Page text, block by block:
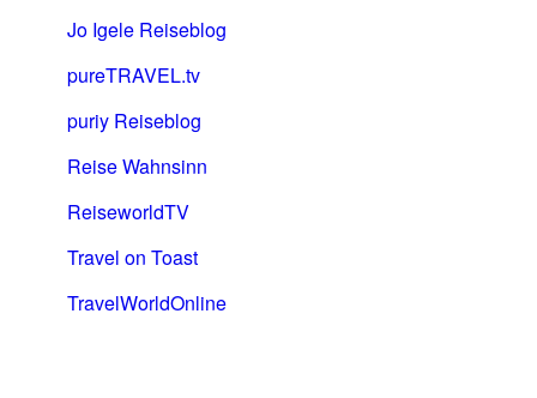
Jo Igele Reiseblog
pureTRAVEL.tv
puriy Reiseblog
Reise Wahnsinn
ReiseworldTV
Travel on Toast
TravelWorldOnline